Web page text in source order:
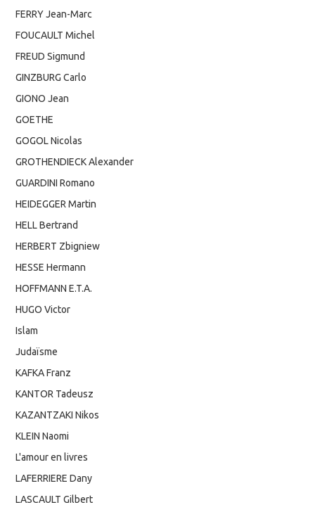
FERRY Jean-Marc
FOUCAULT Michel
FREUD Sigmund
GINZBURG Carlo
GIONO Jean
GOETHE
GOGOL Nicolas
GROTHENDIECK Alexander
GUARDINI Romano
HEIDEGGER Martin
HELL Bertrand
HERBERT Zbigniew
HESSE Hermann
HOFFMANN E.T.A.
HUGO Victor
Islam
Judaïsme
KAFKA Franz
KANTOR Tadeusz
KAZANTZAKI Nikos
KLEIN Naomi
L'amour en livres
LAFERRIERE Dany
LASCAULT Gilbert